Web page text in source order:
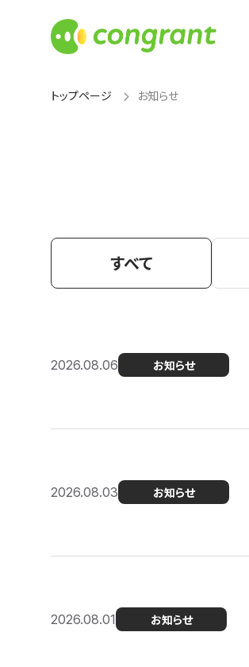
トップページ お知らせ
すべて
2026.08.06 お知らせ
2026.08.03 お知らせ
2026.08.01 お知らせ